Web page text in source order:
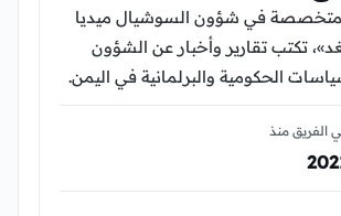
متخصصة في شؤون السوشيال ميديا
تكتب تقارير وأخبار عن الشؤون
الحكومية والبرلمانية في اليمن.
الفريق منذ